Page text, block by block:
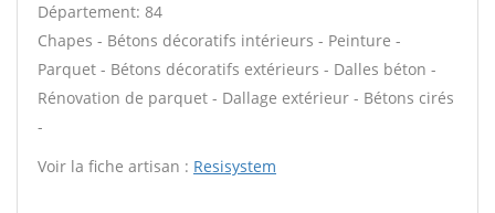
Département: 84
Chapes - Bétons décoratifs intérieurs - Peinture -
Parquet - Bétons décoratifs extérieurs - Dalles béton -
Rénovation de parquet - Dallage extérieur - Bétons cirés
-
Voir la fiche artisan : Resisystem